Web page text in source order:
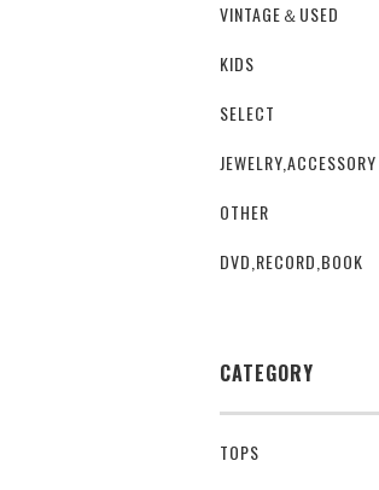
VINTAGE＆USED
KIDS
SELECT
JEWELRY,ACCESSORY
OTHER
DVD,RECORD,BOOK
CATEGORY
TOPS